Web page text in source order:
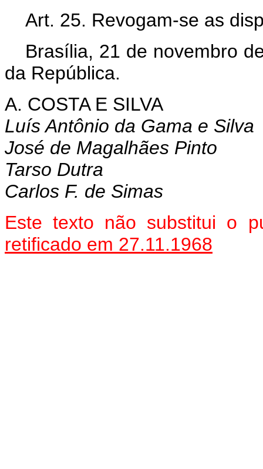
Art. 25. Revogam-se as
Brasília, 21 de novembro
da República.
A. COSTA E SILVA
Luís Antônio da Gama e Silva
José de Magalhães Pinto
Tarso Dutra
Carlos F. de Simas
Este texto não substitui o
retificado em 27.11.1968